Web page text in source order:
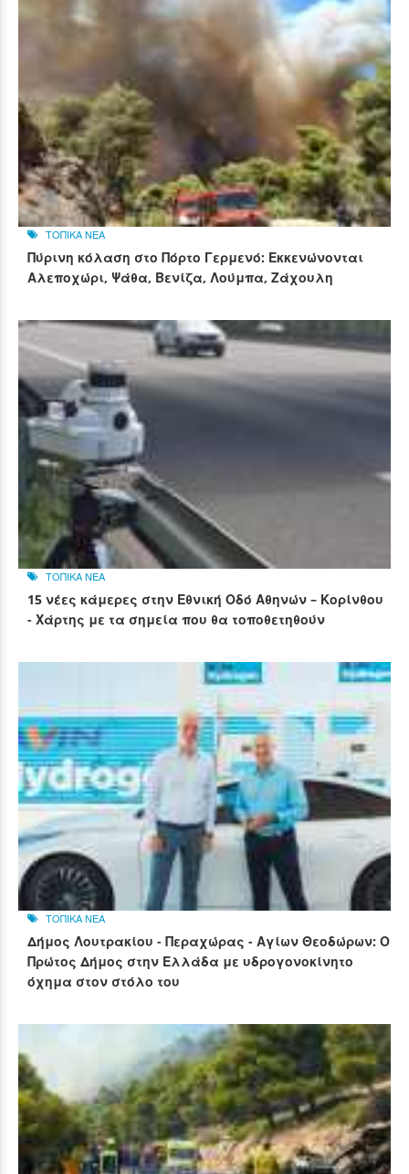
ΤΟΠΙΚΑ ΝΕΑ
Πύρινη κόλαση στο Πόρτο Γερμενό: Εκκενώνονται
Αλεποχώρι, Ψάθα, Βενίζα, Λούμπα, Ζάχουλη
ΤΟΠΙΚΑ ΝΕΑ
15 νέες κάμερες στην Εθνική Οδό Αθηνών – Κορίνθου
- Χάρτης με τα σημεία που θα τοποθετηθούν
ΤΟΠΙΚΑ ΝΕΑ
Δήμος Λουτρακίου - Περαχώρας - Αγίων Θεοδώρων: Ο
Πρώτος Δήμος στην Ελλάδα με υδρογονοκίνητο
όχημα στον στόλο του